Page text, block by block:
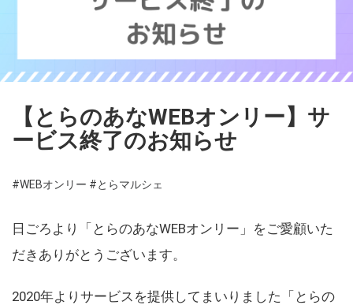
【とらのあなWEBオンリー】サ
ービス終了のお知らせ
#WEBオンリー #とらマルシェ
日ごろより「とらのあなWEBオンリー」をご愛顧いた
だきありがとうございます。
2020年よりサービスを提供してまいりました「とらの